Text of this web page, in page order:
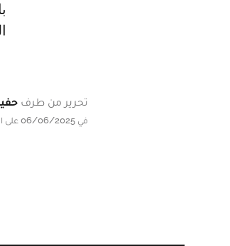
تحرير من طرف
في 06/06/2025 على الساعة 13:03